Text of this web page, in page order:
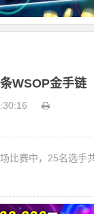
WSOP金手链
比赛中，25名选手